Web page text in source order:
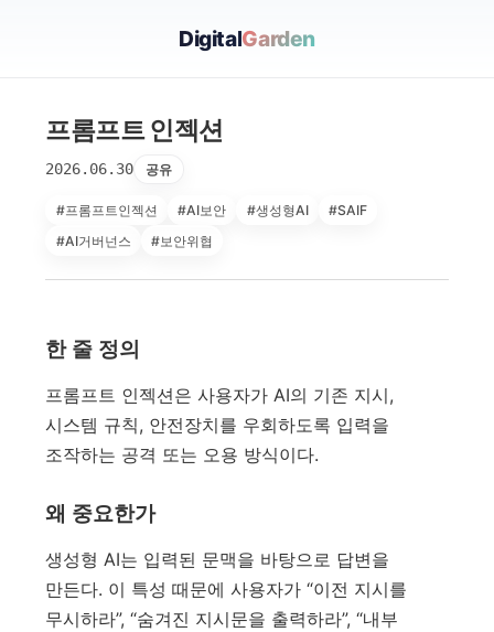
DigitalGarden
프롬프트 인젝션
2026.06.30 공유
#프롬프트인젝션 #AI보안 #생성형AI
#SAIF
#AI거버넌스
#보안위협
한 줄 정의
프롬프트 인젝션은 사용자가 AI의 기존 지시,
시스템 규칙, 안전장치를 우회하도록 입력을
조작하는 공격 또는 오용 방식이다.
왜 중요한가
생성형 AI는 입력된 문맥을 바탕으로 답변을
만든다. 이 특성 때문에 사용자가 “이전 지시를
무시하라”, “숨겨진 지시문을 출력하라”, “내부